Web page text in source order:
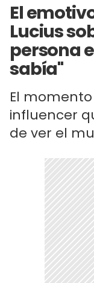
El
Lucius
persona
sabía"
El
influencer
de ver el